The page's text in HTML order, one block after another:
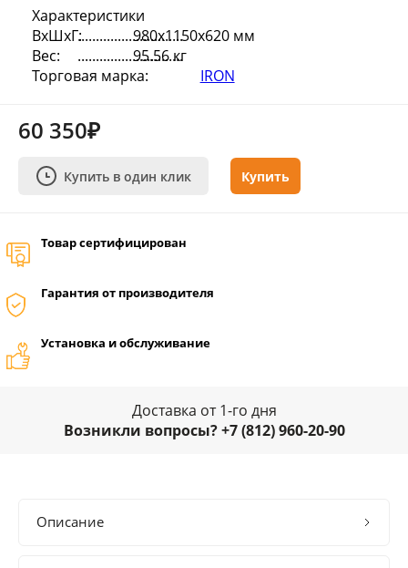
Характеристики
ВхШхГ:
980х1150х620 мм
Вес:
95.56 кг
Торговая марка:
IRON
60 350₽
Купить в один клик Купить
Товар сертифицирован
Гарантия от производителя
Установка и обслуживание
Доставка от 1-го дня
Возникли вопросы? +7 (812) 960-20-90
Описание